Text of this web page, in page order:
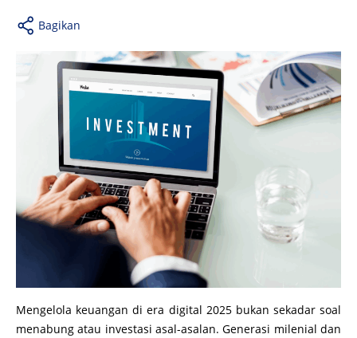
Bagikan
Mengelola keuangan di era digital 2025 bukan sekadar soal
menabung atau investasi asal-asalan. Generasi milenial dan